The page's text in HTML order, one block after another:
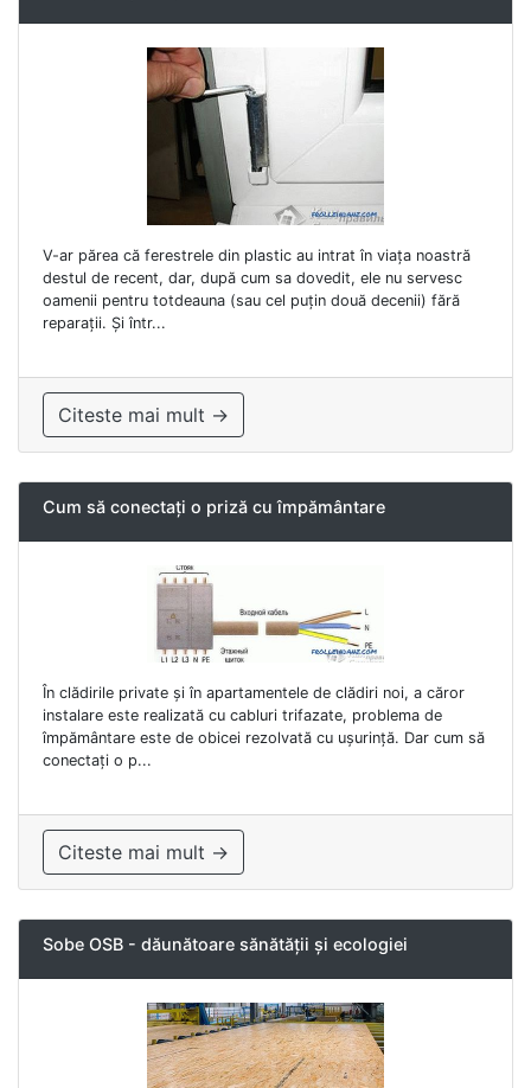
V-ar părea că ferestrele din plastic au intrat în viața noastră
destul de recent, dar, după cum sa dovedit, ele nu servesc
oamenii pentru totdeauna (sau cel puțin două decenii) fără
reparații. Și într...
Citeste mai mult →
Cum să conectați o priză cu împământare
În clădirile private și în apartamentele de clădiri noi, a căror
instalare este realizată cu cabluri trifazate, problema de
împământare este de obicei rezolvată cu ușurință. Dar cum să
conectați o p...
Citeste mai mult →
Sobe OSB - dăunătoare sănătății și ecologiei